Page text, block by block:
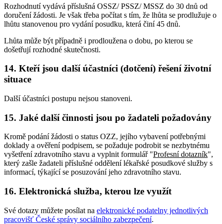
Rozhodnutí vydává příslušná OSSZ/ PSSZ/ MSSZ do 30 dnů od
doručení žádosti. Je však třeba počítat s tím, že lhůta se prodlužuje o
lhůtu stanovenou pro vydání posudku, která činí 45 dnů.
Lhůta může být případně i prodloužena o dobu, po kterou se
došetřují rozhodné skutečnosti.
14. Kteří jsou další účastníci (dotčení) řešení životní
situace
Další účastníci postupu nejsou stanoveni.
15. Jaké další činnosti jsou po žadateli požadovány
Kromě podání žádosti o status OZZ, jejího vybavení potřebnými
doklady a ověření podpisem, se požaduje podrobit se nezbytnému
vyšetření zdravotního stavu a vyplnit formulář "Profesní dotazník",
který zašle žadateli příslušné oddělení lékařské posudkové služby s
informací, týkající se posuzování jeho zdravotního stavu.
16. Elektronická služba, kterou lze využít
Své dotazy můžete posílat na elektronické podatelny jednotlivých
pracovišť České správy sociálního zabezpečení.